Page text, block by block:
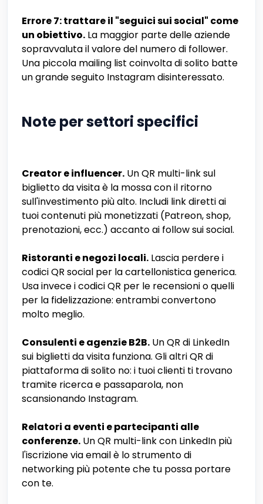
Errore 7: trattare il "seguici sui social" come
un obiettivo. La maggior parte delle aziende
sopravvaluta il valore del numero di follower.
Una piccola mailing list coinvolta di solito batte
un grande seguito Instagram disinteressato.
Note per settori specifici
Creator e influencer. Un QR multi-link sul
biglietto da visita è la mossa con il ritorno
sull'investimento più alto. Includi link diretti ai
tuoi contenuti più monetizzati (Patreon, shop,
prenotazioni, ecc.) accanto ai follow sui social.
Ristoranti e negozi locali. Lascia perdere i
codici QR social per la cartellonistica generica.
Usa invece i codici QR per le recensioni o quelli
per la fidelizzazione: entrambi convertono
molto meglio.
Consulenti e agenzie B2B. Un QR di LinkedIn
sui biglietti da visita funziona. Gli altri QR di
piattaforma di solito no: i tuoi clienti ti trovano
tramite ricerca e passaparola, non
scansionando Instagram.
Relatori a eventi e partecipanti alle
conferenze. Un QR multi-link con LinkedIn più
l'iscrizione via email è lo strumento di
networking più potente che tu possa portare
con te.